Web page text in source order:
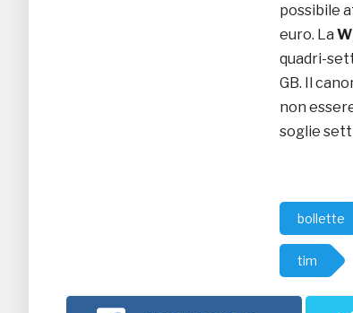
possibile
euro. La
quadri-
GB. Il
non
soglie
bollette
tim